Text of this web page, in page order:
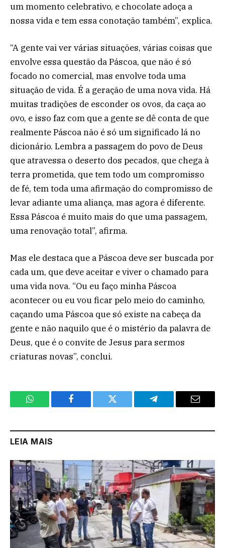
um momento celebrativo, e chocolate adoça a
nossa vida e tem essa conotação também”, explica.
“A gente vai ver várias situações, várias coisas que
envolve essa questão da Páscoa, que não é só
focado no comercial, mas envolve toda uma
situação de vida. É a geração de uma nova vida. Há
muitas tradições de esconder os ovos, da caça ao
ovo, e isso faz com que a gente se dê conta de que
realmente Páscoa não é só um significado lá no
dicionário. Lembra a passagem do povo de Deus
que atravessa o deserto dos pecados, que chega à
terra prometida, que tem todo um compromisso
de fé, tem toda uma afirmação do compromisso de
levar adiante uma aliança, mas agora é diferente.
Essa Páscoa é muito mais do que uma passagem,
uma renovação total”, afirma.
Mas ele destaca que a Páscoa deve ser buscada por
cada um, que deve aceitar e viver o chamado para
uma vida nova. “Ou eu faço minha Páscoa
acontecer ou eu vou ficar pelo meio do caminho,
caçando uma Páscoa que só existe na cabeça da
gente e não naquilo que é o mistério da palavra de
Deus, que é o convite de Jesus para sermos
criaturas novas”, conclui.
WhatsApp Facebook Twitter Telegram Email
LEIA MAIS